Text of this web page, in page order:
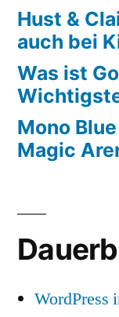
Hust &
auch bei
Was ist
Mono
Magic
WordPress